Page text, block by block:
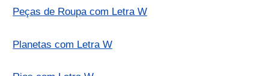
Peças de Roupa com Letra W
Planetas com Letra W